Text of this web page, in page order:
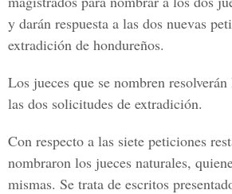
y darán respuesta a las dos nuevas
extradición de hondureños.
Los jueces que se nombren
las dos solicitudes de extradición.
Con respecto a las siete peticiones
nombraron los jueces naturales,
mismas. Se trata de escritos